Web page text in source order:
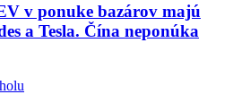
v ponuke bazárov majú
a Tesla. Čína neponúka